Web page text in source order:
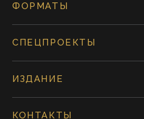
ФОРМАТЫ
СПЕЦПРОЕКТЫ
ИЗДАНИЕ
КОНТАКТЫ